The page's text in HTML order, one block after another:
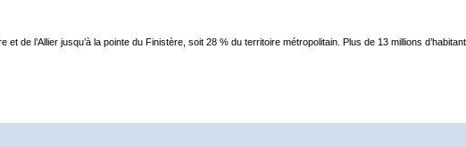
de l’Allier jusqu’à la pointe du Finistère, soit 28 % du territoire métropolitain. Plus de 13 millions